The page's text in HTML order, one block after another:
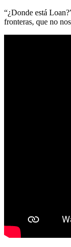
“¿Donde está
fronteras, que no